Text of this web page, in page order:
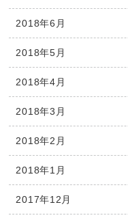
2018年6月
2018年5月
2018年4月
2018年3月
2018年2月
2018年1月
2017年12月